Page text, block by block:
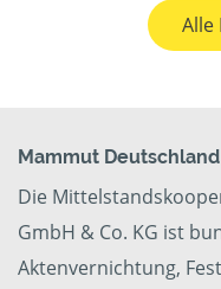
Alle
Mammut Deutschland
Die
GmbH & Co. KG ist
Aktenvernichtung,